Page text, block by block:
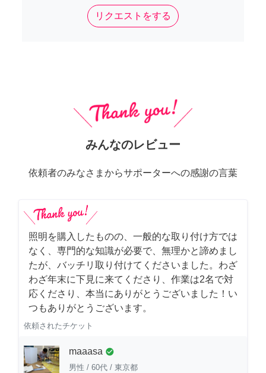
リクエストをする
みんなのレビュー
依頼者のみなさまからサポーターへの感謝の言葉
照明を購入したものの、一般的な取り付け方では
なく、専門的な知識が必要で、無理かと諦めまし
たが、バッチリ取り付けてくださいました。わざ
わざ年末に下見に来てくださり、作業は2名で対
応くださり、本当にありがとうございました！い
つもありがとうございます。
依頼されたチケット
maaasa check_circle
男性 / 60代 / 東京都